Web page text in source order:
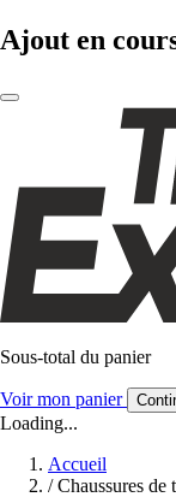
Ajout en
Sous-total du panier
Voir mon panier
Loading...
Accueil
/ Chaussures